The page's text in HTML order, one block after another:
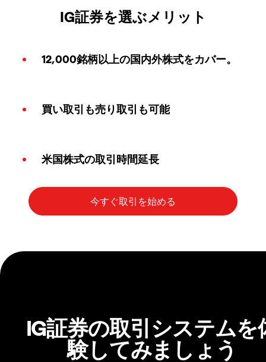
IG証券を選ぶメリット
12,000銘柄以上の国内外株式をカバー。
買い取引も売り取引も可能
米国株式の取引時間延長
IG証券の取引システムを
験してみましょう